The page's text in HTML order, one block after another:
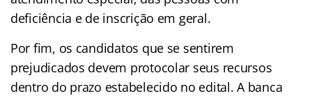
deficiência e de inscrição em geral.
Por fim, os candidatos que se sentirem
prejudicados devem protocolar seus recursos
dentro do prazo estabelecido no edital. A banca